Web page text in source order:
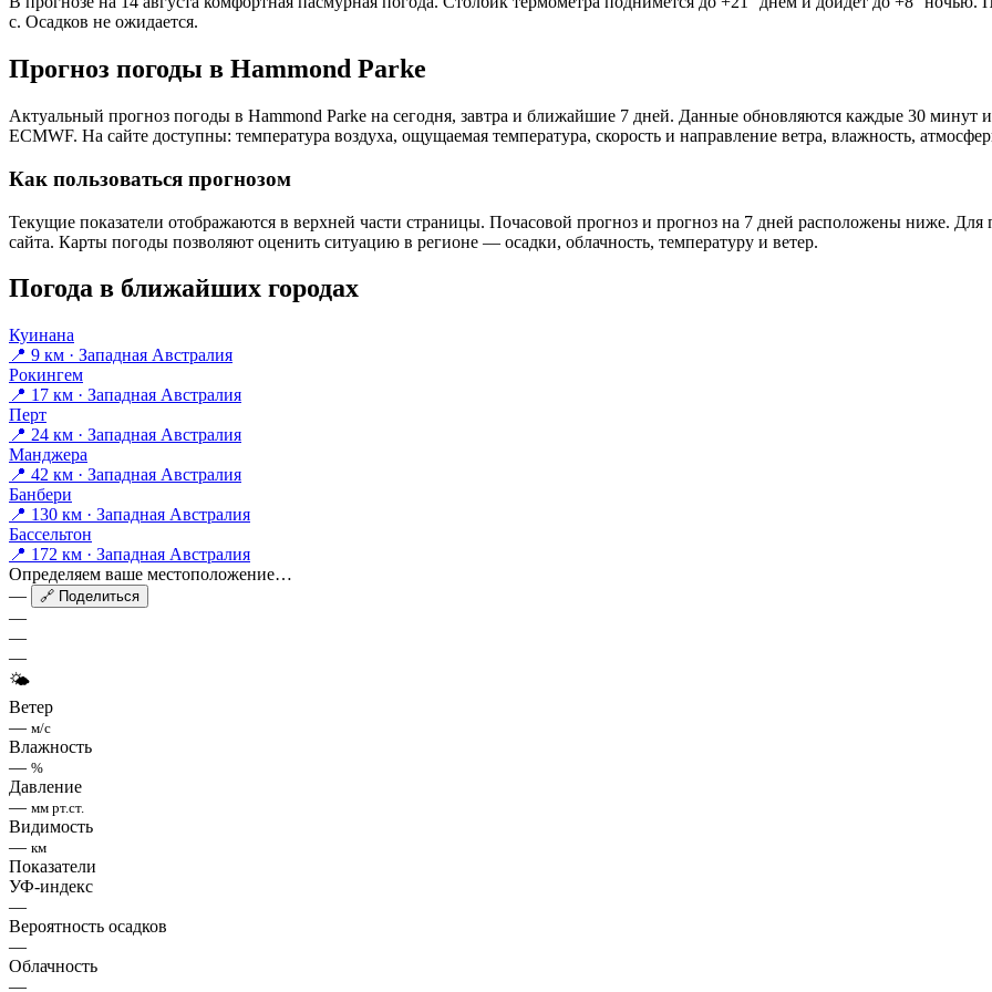
с. Осадков не ожидается.
Прогноз погоды в Hammond Parkе
Актуальный прогноз погоды в Hammond Parkе на сегодня, завтра и ближайшие 7 дней. Данные обновляются каждые 30 минут
ECMWF. На сайте доступны: температура воздуха, ощущаемая температура, скорость и направление ветра, влажность,
Как пользоваться прогнозом
Текущие показатели отображаются в верхней части страницы. Почасовой прогноз и прогноз на 7 дней расположены ниже. Для
сайта. Карты погоды позволяют оценить ситуацию в регионе — осадки, облачность, температуру и ветер.
Погода в ближайших городах
Куинана
📍 9 км · Западная Австралия
Рокингем
📍 17 км · Западная Австралия
Перт
📍 24 км · Западная Австралия
Манджера
📍 42 км · Западная Австралия
Банбери
📍 130 км · Западная Австралия
Бассельтон
📍 172 км · Западная Австралия
Определяем ваше местоположение…
—
🔗 Поделиться
—
—
—
🌤
Ветер
— м/с
Влажность
— %
Давление
— мм рт.ст.
Видимость
— км
Показатели
УФ-индекс
—
Вероятность осадков
—
Облачность
—